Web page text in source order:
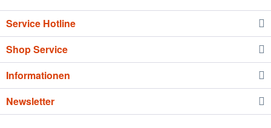
Service Hotline
Shop Service
Informationen
Newsletter